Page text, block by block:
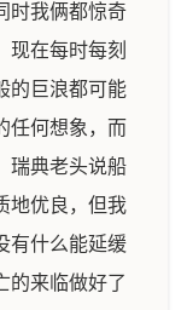
时我俩都惊奇
现在每时每刻
的巨浪都可能
任何想象，而
瑞典老头说船
地优良，但我
有什么能延缓
的来临做好了